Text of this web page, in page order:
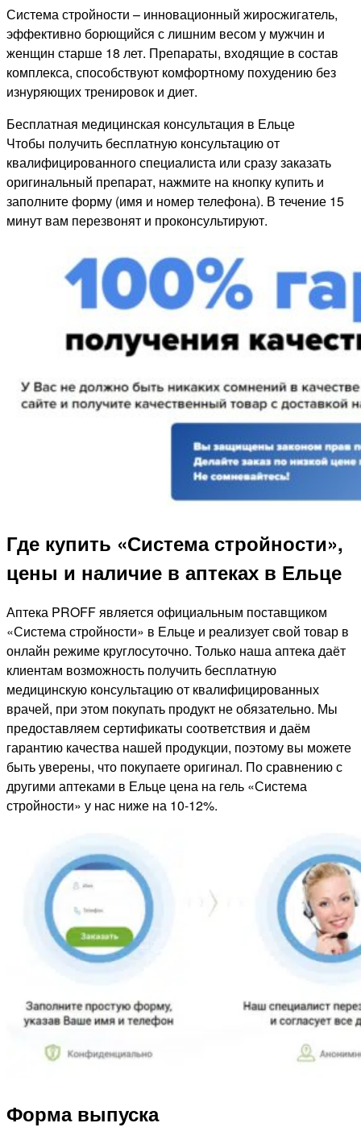
Система стройности – инновационный жиросжигатель,
эффективно борющийся с лишним весом у мужчин и
женщин старше 18 лет. Препараты, входящие в состав
комплекса, способствуют комфортному похудению без
изнуряющих тренировок и диет.
Бесплатная медицинская консультация в Ельце
Чтобы получить бесплатную консультацию от
квалифицированного специалиста или сразу заказать
оригинальный препарат, нажмите на кнопку купить и
заполните форму (имя и номер телефона). В течение 15
минут вам перезвонят и проконсультируют.
Где купить «Система стройности»,
цены и наличие в аптеках в Ельце
Аптека PROFF является официальным поставщиком
«Система стройности» в Ельце и реализует свой товар в
онлайн режиме круглосуточно. Только наша аптека даёт
клиентам возможность получить бесплатную
медицинскую консультацию от квалифицированных
врачей, при этом покупать продукт не обязательно. Мы
предоставляем сертификаты соответствия и даём
гарантию качества нашей продукции, поэтому вы можете
быть уверены, что покупаете оригинал. По сравнению с
другими аптеками в Ельце цена на гель «Система
стройности» у нас ниже на 10-12%.
Форма выпуска